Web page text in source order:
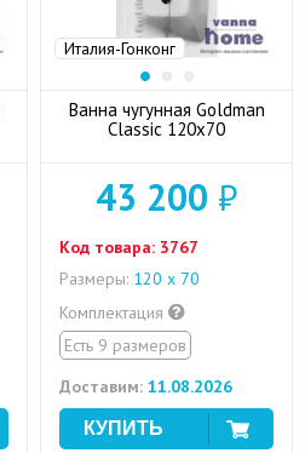
Италия-Гонконг
Ванна чугунная Goldman
Classic 120х70
43 200 ₽
Код товара: 3767
Размеры: 120 х 70
Комплектация
Есть 9 размеров
Доставим: 11.08.2026